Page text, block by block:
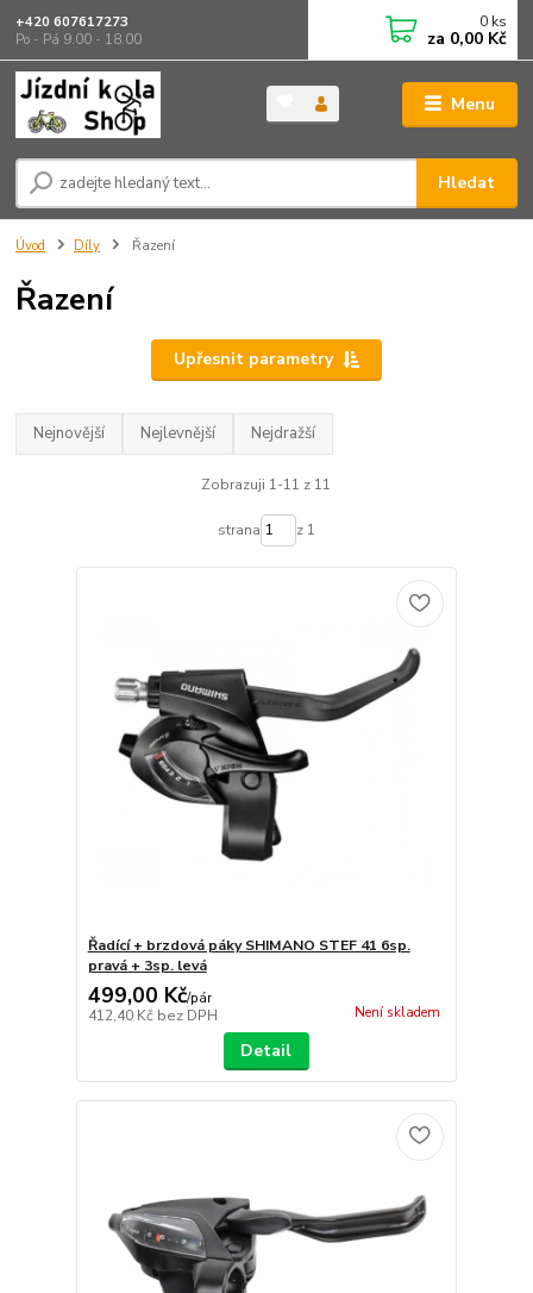
Menu
Hledat
+420 607617273
Po - Pá 9.00 - 18.00
0 ks
za 0,00 Kč
Úvod Díly Řazení
Řazení
Upřesnit parametry
Nejnovější Nejlevnější Nejdražší
Zobrazuji 1-11 z 11
strana z 1
Řadící + brzdová páky SHIMANO STEF 41 6sp.
pravá + 3sp. levá
499,00 Kč/pár
412,40 Kč bez DPH Není skladem
Detail